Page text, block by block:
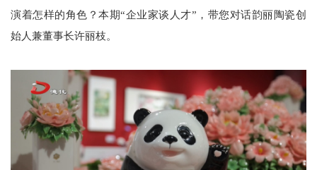
演着怎样的角色？本期“企业家谈人才”，带您对话韵丽陶瓷创
始人兼董事长许丽枝。